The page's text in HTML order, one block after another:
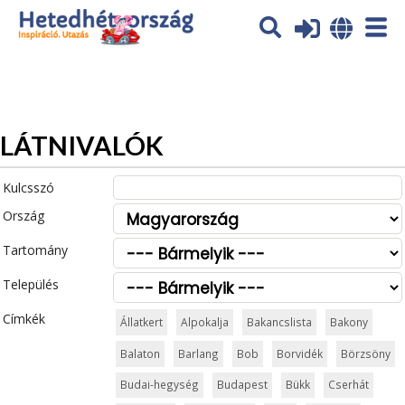
Az oldal sütiket (cookies) használ. További tájékoztatás itt:
Adatvédelmi tájékoztató
LÁTNIVALÓK
Kulcsszó
Ország
Tartomány
Település
Címkék
Állatkert Alpokalja Bakancslista Bakony
Balaton Barlang Bob Borvidék Börzsöny
Budai-hegység Budapest Bükk Cserhát